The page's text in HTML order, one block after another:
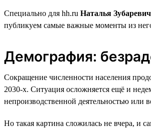
Специально для hh.ru Наталья
публикуем самые важные моменты из
Демография:
Сокращение численности населения
2030-х. Ситуация осложняется ещё и
непроизводственной деятельностью или
Но такая картина сложилась не вчера, и